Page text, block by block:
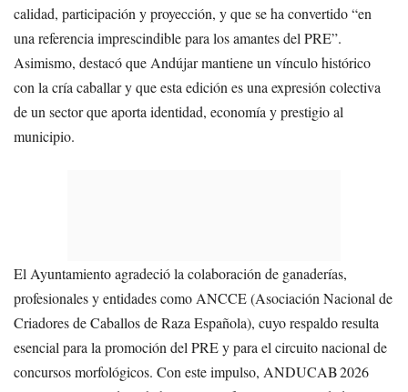
calidad, participación y proyección, y que se ha convertido “en
una referencia imprescindible para los amantes del PRE”.
Asimismo, destacó que Andújar mantiene un vínculo histórico
con la cría caballar y que esta edición es una expresión colectiva
de un sector que aporta identidad, economía y prestigio al
municipio.
El Ayuntamiento agradeció la colaboración de ganaderías,
profesionales y entidades como ANCCE (Asociación Nacional de
Criadores de Caballos de Raza Española), cuyo respaldo resulta
esencial para la promoción del PRE y para el circuito nacional de
concursos morfológicos. Con este impulso, ANDUCAB 2026